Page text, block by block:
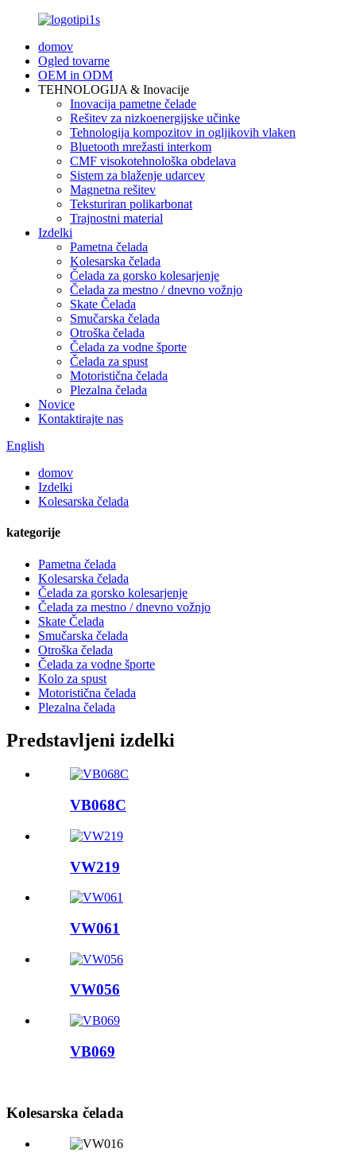
domov
Ogled tovarne
OEM in ODM
TEHNOLOGIJA & Inovacije
Inovacija pametne čelade
Rešitev za nizkoenergijske učinke
Tehnologija kompozitov in ogljikovih vlaken
Bluetooth mrežasti interkom
CMF visokotehnološka obdelava
Sistem za blaženje udarcev
Magnetna rešitev
Teksturiran polikarbonat
Trajnostni material
Izdelki
Pametna čelada
Kolesarska čelada
Čelada za gorsko kolesarjenje
Čelada za mestno / dnevno vožnjo
Skate Čelada
Smučarska čelada
Otroška čelada
Čelada za vodne športe
Čelada za spust
Motoristična čelada
Plezalna čelada
Novice
Kontaktirajte nas
English
domov
Izdelki
Kolesarska čelada
kategorije
Pametna čelada
Kolesarska čelada
Čelada za gorsko kolesarjenje
Čelada za mestno / dnevno vožnjo
Skate Čelada
Smučarska čelada
Otroška čelada
Čelada za vodne športe
Kolo za spust
Motoristična čelada
Plezalna čelada
Predstavljeni izdelki
VB068C
VW219
VW061
VW056
VB069
Kolesarska čelada